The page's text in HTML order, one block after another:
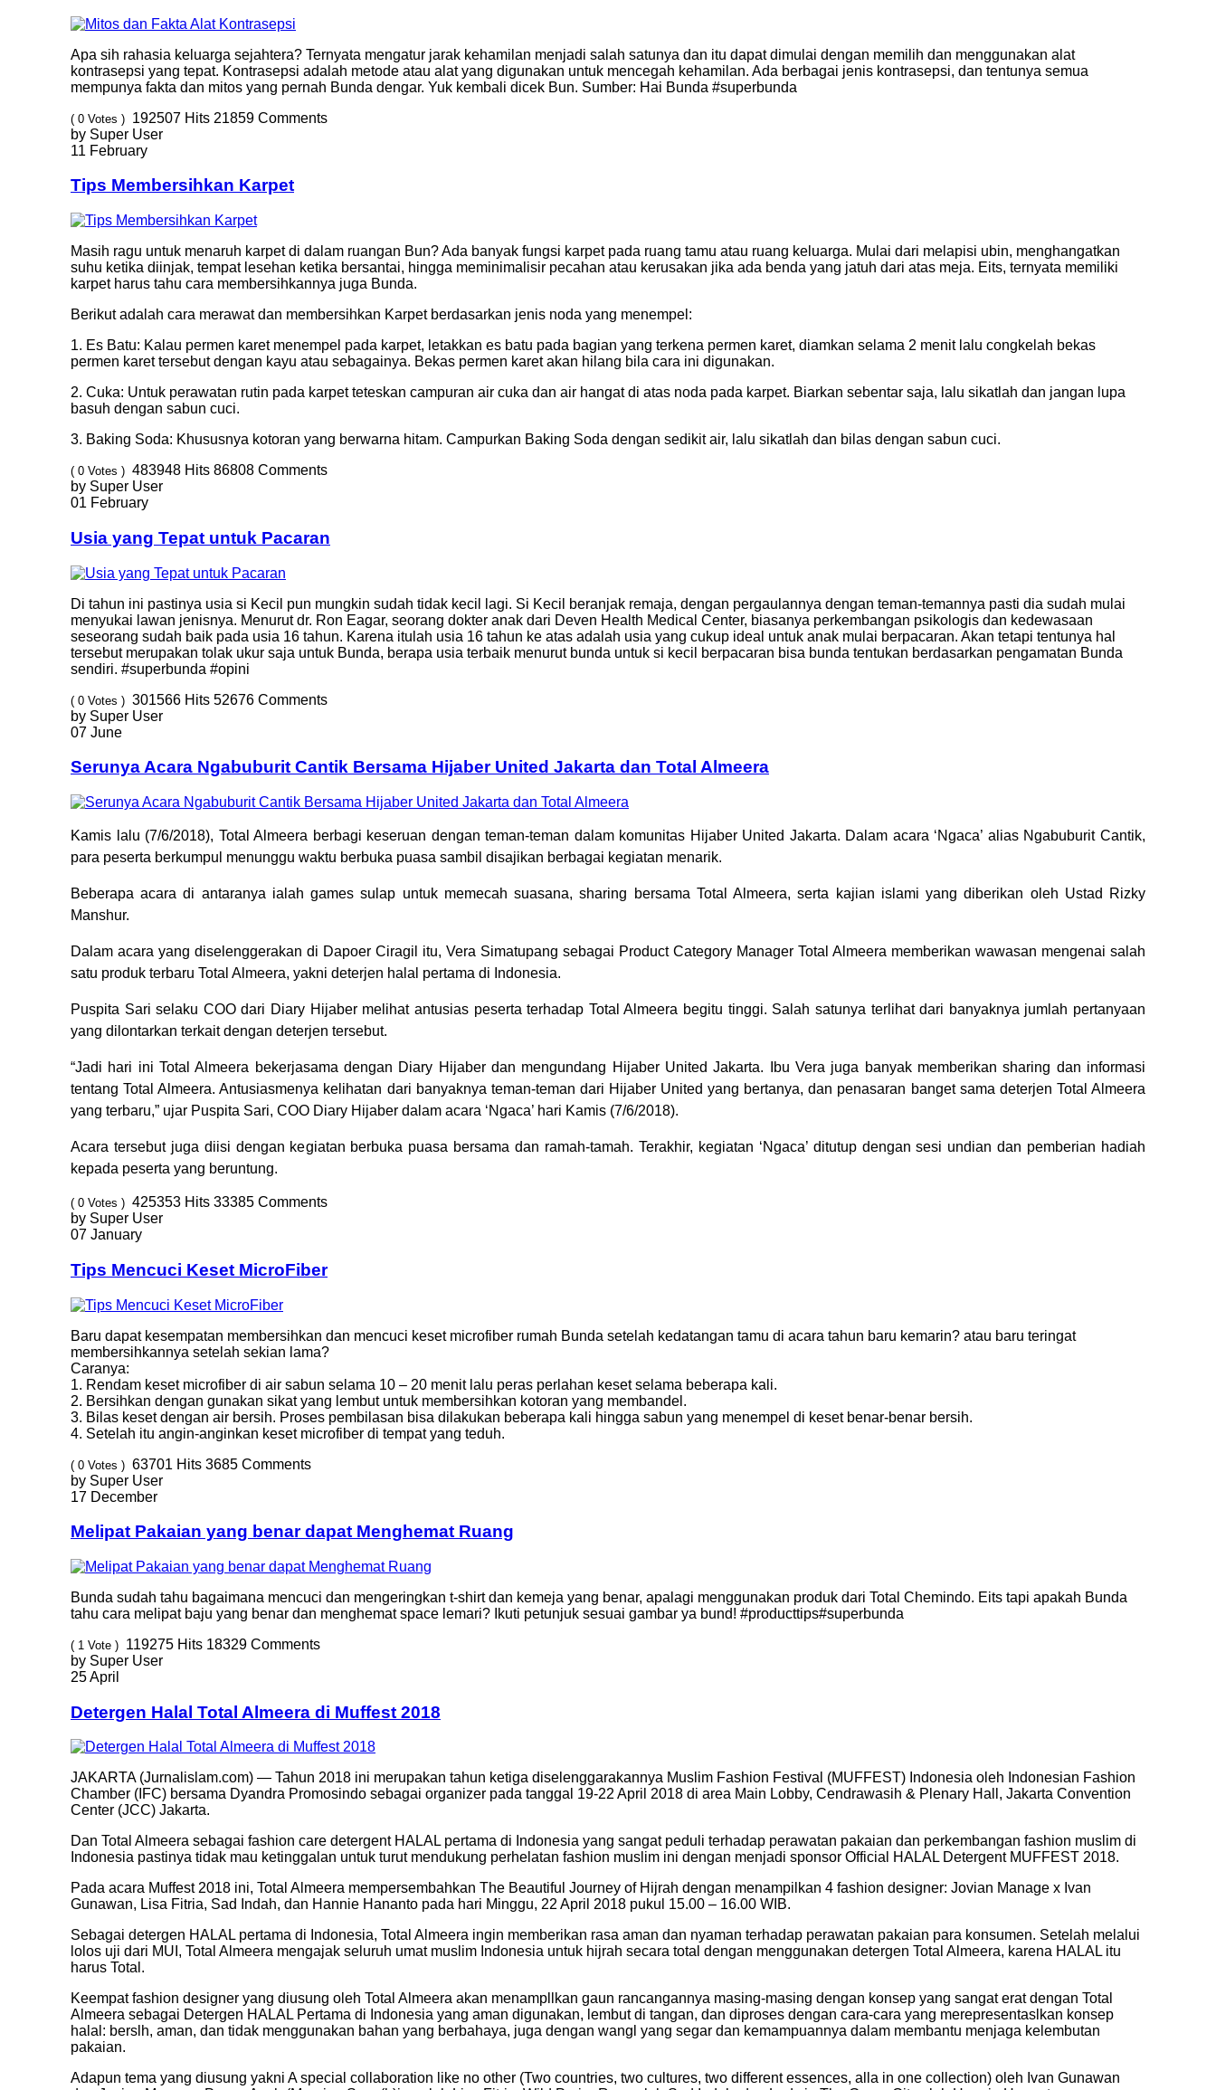
Apa sih rahasia keluarga sejahtera? Ternyata mengatur jarak kehamilan menjadi salah satunya dan itu dapat dimulai dengan memilih dan menggunakan alat
kontrasepsi yang tepat. Kontrasepsi adalah metode atau alat yang digunakan untuk mencegah kehamilan. Ada berbagai jenis kontrasepsi, dan tentunya semua
mempunya fakta dan mitos yang pernah Bunda dengar. Yuk kembali dicek Bun. Sumber: Hai Bunda #superbunda
( 0 Votes ) 192507 Hits 21859 Comments
by Super User
11 February
Tips Membersihkan Karpet
Masih ragu untuk menaruh karpet di dalam ruangan Bun? Ada banyak fungsi karpet pada ruang tamu atau ruang keluarga. Mulai dari melapisi ubin, menghangatkan
suhu ketika diinjak, tempat lesehan ketika bersantai, hingga meminimalisir pecahan atau kerusakan jika ada benda yang jatuh dari atas meja. Eits, ternyata memiliki
karpet harus tahu cara membersihkannya juga Bunda.
Berikut adalah cara merawat dan membersihkan Karpet berdasarkan jenis noda yang menempel:
1. Es Batu: Kalau permen karet menempel pada karpet, letakkan es batu pada bagian yang terkena permen karet, diamkan selama 2 menit lalu congkelah bekas
permen karet tersebut dengan kayu atau sebagainya. Bekas permen karet akan hilang bila cara ini digunakan.
2. Cuka: Untuk perawatan rutin pada karpet teteskan campuran air cuka dan air hangat di atas noda pada karpet. Biarkan sebentar saja, lalu sikatlah dan jangan lupa
basuh dengan sabun cuci.
3. Baking Soda: Khususnya kotoran yang berwarna hitam. Campurkan Baking Soda dengan sedikit air, lalu sikatlah dan bilas dengan sabun cuci.
( 0 Votes ) 483948 Hits 86808 Comments
by Super User
01 February
Usia yang Tepat untuk Pacaran
Di tahun ini pastinya usia si Kecil pun mungkin sudah tidak kecil lagi. Si Kecil beranjak remaja, dengan pergaulannya dengan teman-temannya pasti dia sudah mulai
menyukai lawan jenisnya. Menurut dr. Ron Eagar, seorang dokter anak dari Deven Health Medical Center, biasanya perkembangan psikologis dan kedewasaan
seseorang sudah baik pada usia 16 tahun. Karena itulah usia 16 tahun ke atas adalah usia yang cukup ideal untuk anak mulai berpacaran. Akan tetapi tentunya hal
tersebut merupakan tolak ukur saja untuk Bunda, berapa usia terbaik menurut bunda untuk si kecil berpacaran bisa bunda tentukan berdasarkan pengamatan Bunda
sendiri. #superbunda #opini
( 0 Votes ) 301566 Hits 52676 Comments
by Super User
07 June
Serunya Acara Ngabuburit Cantik Bersama Hijaber United Jakarta dan Total Almeera
Kamis lalu (7/6/2018), Total Almeera berbagi keseruan dengan teman-teman dalam komunitas Hijaber United Jakarta. Dalam acara ‘Ngaca’ alias Ngabuburit Cantik,
para peserta berkumpul menunggu waktu berbuka puasa sambil disajikan berbagai kegiatan menarik.
Beberapa acara di antaranya ialah games sulap untuk memecah suasana, sharing bersama Total Almeera, serta kajian islami yang diberikan oleh Ustad Rizky
Manshur.
Dalam acara yang diselenggerakan di Dapoer Ciragil itu, Vera Simatupang sebagai Product Category Manager Total Almeera memberikan wawasan mengenai salah
satu produk terbaru Total Almeera, yakni deterjen halal pertama di Indonesia.
Puspita Sari selaku COO dari Diary Hijaber melihat antusias peserta terhadap Total Almeera begitu tinggi. Salah satunya terlihat dari banyaknya jumlah pertanyaan
yang dilontarkan terkait dengan deterjen tersebut.
“Jadi hari ini Total Almeera bekerjasama dengan Diary Hijaber dan mengundang Hijaber United Jakarta. Ibu Vera juga banyak memberikan sharing dan informasi
tentang Total Almeera. Antusiasmenya kelihatan dari banyaknya teman-teman dari Hijaber United yang bertanya, dan penasaran banget sama deterjen Total Almeera
yang terbaru,” ujar Puspita Sari, COO Diary Hijaber dalam acara ‘Ngaca’ hari Kamis (7/6/2018).
Acara tersebut juga diisi dengan kegiatan berbuka puasa bersama dan ramah-tamah. Terakhir, kegiatan ‘Ngaca’ ditutup dengan sesi undian dan pemberian hadiah
kepada peserta yang beruntung.
( 0 Votes ) 425353 Hits 33385 Comments
by Super User
07 January
Tips Mencuci Keset MicroFiber
Baru dapat kesempatan membersihkan dan mencuci keset microfiber rumah Bunda setelah kedatangan tamu di acara tahun baru kemarin? atau baru teringat
membersihkannya setelah sekian lama?
Caranya:
1. Rendam keset microfiber di air sabun selama 10 – 20 menit lalu peras perlahan keset selama beberapa kali.
2. Bersihkan dengan gunakan sikat yang lembut untuk membersihkan kotoran yang membandel.
3. Bilas keset dengan air bersih. Proses pembilasan bisa dilakukan beberapa kali hingga sabun yang menempel di keset benar-benar bersih.
4. Setelah itu angin-anginkan keset microfiber di tempat yang teduh.
( 0 Votes ) 63701 Hits 3685 Comments
by Super User
17 December
Melipat Pakaian yang benar dapat Menghemat Ruang
Bunda sudah tahu bagaimana mencuci dan mengeringkan t-shirt dan kemeja yang benar, apalagi menggunakan produk dari Total Chemindo. Eits tapi apakah Bunda
tahu cara melipat baju yang benar dan menghemat space lemari? Ikuti petunjuk sesuai gambar ya bund! #producttips#superbunda
( 1 Vote ) 119275 Hits 18329 Comments
by Super User
25 April
Detergen Halal Total Almeera di Muffest 2018
JAKARTA (Jurnalislam.com) — Tahun 2018 ini merupakan tahun ketiga diselenggarakannya Muslim Fashion Festival (MUFFEST) Indonesia oleh Indonesian Fashion
Chamber (IFC) bersama Dyandra Promosindo sebagai organizer pada tanggal 19-22 April 2018 di area Main Lobby, Cendrawasih & Plenary Hall, Jakarta Convention
Center (JCC) Jakarta.
Dan Total Almeera sebagai fashion care detergent HALAL pertama di Indonesia yang sangat peduli terhadap perawatan pakaian dan perkembangan fashion muslim di
Indonesia pastinya tidak mau ketinggalan untuk turut mendukung perhelatan fashion muslim ini dengan menjadi sponsor Official HALAL Detergent MUFFEST 2018.
Pada acara Muffest 2018 ini, Total Almeera mempersembahkan The Beautiful Journey of Hijrah dengan menampilkan 4 fashion designer: Jovian Manage x Ivan
Gunawan, Lisa Fitria, Sad Indah, dan Hannie Hananto pada hari Minggu, 22 April 2018 pukul 15.00 – 16.00 WIB.
Sebagai detergen HALAL pertama di Indonesia, Total Almeera ingin memberikan rasa aman dan nyaman terhadap perawatan pakaian para konsumen. Setelah melalui
lolos uji dari MUI, Total Almeera mengajak seluruh umat muslim Indonesia untuk hijrah secara total dengan menggunakan detergen Total Almeera, karena HALAL itu
harus Total.
Keempat fashion designer yang diusung oleh Total Almeera akan menampllkan gaun rancangannya masing-masing dengan konsep yang sangat erat dengan Total
Almeera sebagai Detergen HALAL Pertama di Indonesia yang aman digunakan, lembut di tangan, dan diproses dengan cara-cara yang merepresentaslkan konsep
halal: berslh, aman, dan tidak menggunakan bahan yang berbahaya, juga dengan wangl yang segar dan kemampuannya dalam membantu menjaga kelembutan
pakaian.
Adapun tema yang diusung yakni A special collaboration like no other (Two countries, two cultures, two different essences, alla in one collection) oleh Ivan Gunawan